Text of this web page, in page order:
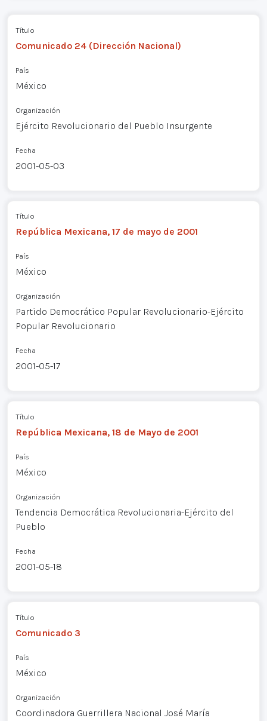
Título
Comunicado 24 (Dirección Nacional)
País
México
Organización
Ejército Revolucionario del Pueblo Insurgente
Fecha
2001-05-03
Título
República Mexicana, 17 de mayo de 2001
País
México
Organización
Partido Democrático Popular Revolucionario-Ejército
Popular Revolucionario
Fecha
2001-05-17
Título
República Mexicana, 18 de Mayo de 2001
País
México
Organización
Tendencia Democrática Revolucionaria-Ejército del
Pueblo
Fecha
2001-05-18
Título
Comunicado 3
País
México
Organización
Coordinadora Guerrillera Nacional José María